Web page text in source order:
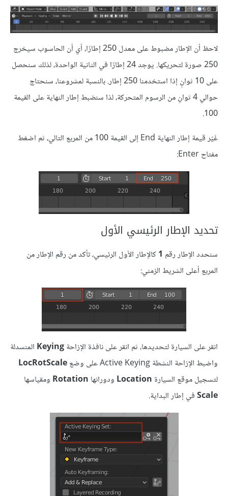
لاحظ أن الإطار مضبوط على معدل 250 إطارًا، أي أن الحاسوب سيخرج
250 صورة لتحريكها. يوجد 24 إطارًا في الثانية الواحدة، لذلك سنحصل
على 10 ثوانٍ إذا استخدمنا 250 إطار. بالنسبة لمشروعنا، سنحتاج
حوالي 4 ثوانِ من الرسوم المتحركة، لذا سنضبط إطار النهاية على القيمة
100.
غَيّر قيمة إطار النهاية End إلى القيمة 100 من المربع التالي، ثم اضغط
مفتاح Enter:
تحديد الإطار الرئيسي الأول
سنحدد الإطار رقم 1كالإطار الأول الرئيسي، تأكد من رقم الإطار من
المربع أعلى الشريط الزمني:
انقر على السيارة لتحديدها، ثم انقر على نافذة الإزاحةKeying المنسدلة
واضبط الإزاحة النشطة Active Keying على وضع
LocRotScale
لتسجيل موقع السيارة Location ودورانها Rotation ومقياسها
Scaleفي إطار البداية.